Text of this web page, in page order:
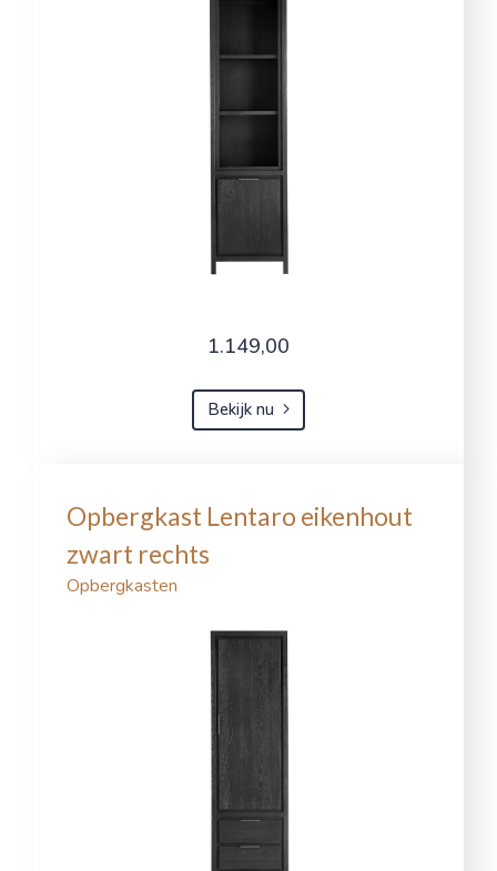
1.149,00
Bekijk nu
Opbergkast Lentaro eikenhout
zwart rechts
Opbergkasten